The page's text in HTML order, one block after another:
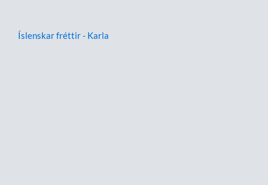
Íslenskar fréttir - Karla